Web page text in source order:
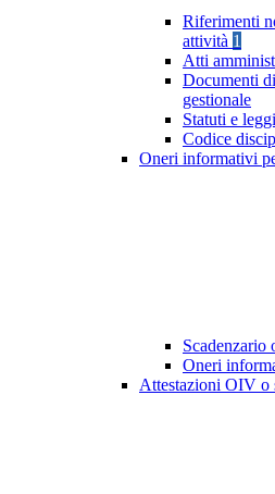
Riferimenti
attività 1
Atti
Documenti
gestionale
Statuti e
Codice
Oneri informativi
Scadenzario
Oneri
Attestazioni OIV o